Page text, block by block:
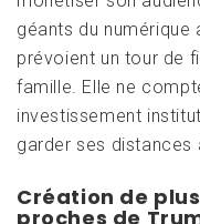
géants du numérique
prévoient un tour de
famille. Elle ne
investissement
garder ses distances
Création de
proches de